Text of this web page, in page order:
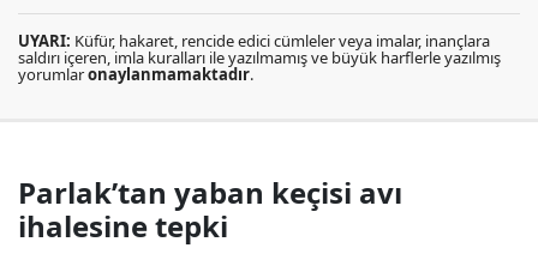
UYARI: Küfür, hakaret, rencide edici cümleler veya imalar, inançlara
saldırı içeren, imla kuralları ile yazılmamış ve büyük harflerle yazılmış
yorumlaronaylanmamaktadır.
Parlak’tan yaban keçisi avı
ihalesine tepki